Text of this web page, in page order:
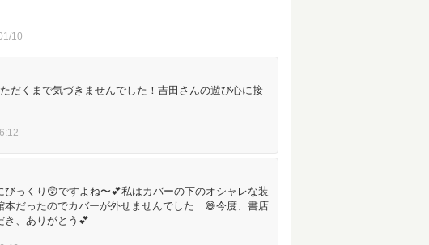
10
だくまで気づきませんでした！吉田さんの遊び心に接
びっくり😲ですよね〜💕私はカバーの下のオシャレな装
本だったのでカバーが外せませんでした…😅今度、書店
、ありがとう💕